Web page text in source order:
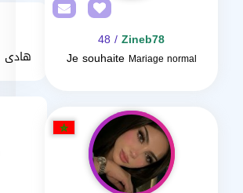
هادى
Zineb78
/ 48
Je souhaite Mariage normal